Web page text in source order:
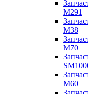
M291
M38
M70
M60